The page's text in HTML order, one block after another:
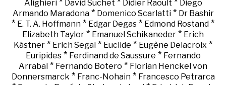
Alighieri* David Suchet * Didier Raoult * Diego
Armando Maradona* Domenico Scarlatti* Dr Bashir
* E. T. A. Hoffmann * Edgar Degas * Edmond Rostand *
Elizabeth Taylor * Emanuel Schikaneder * Erich
Kästner * Erich Segal * Euclide * Eugène Delacroix *
Euripides* Ferdinand de Saussure * Fernando
Arrabal * Fernando Botero * Florian Henckel von
Donnersmarck * Franc-Nohain* Francesco Petrarca